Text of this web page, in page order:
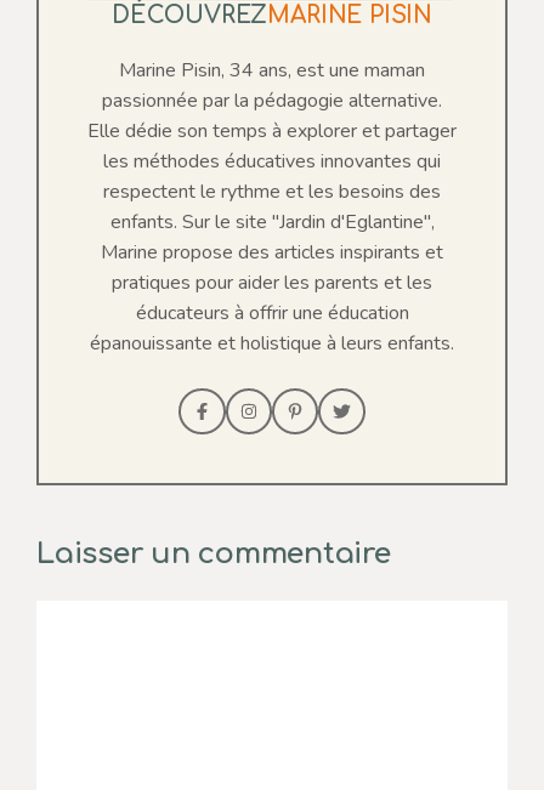
DÉCOUVREZMARINE PISIN
Marine Pisin, 34 ans, est une maman
passionnée par la pédagogie alternative.
Elle dédie son temps à explorer et partager
les méthodes éducatives innovantes qui
respectent le rythme et les besoins des
enfants. Sur le site "Jardin d'Eglantine",
Marine propose des articles inspirants et
pratiques pour aider les parents et les
éducateurs à offrir une éducation
épanouissante et holistique à leurs enfants.
Laisser un commentaire